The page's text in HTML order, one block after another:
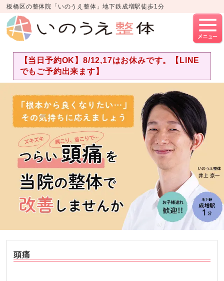
板橋区の整体院「いのうえ整体」地下鉄成増駅徒歩1分
【当日予約OK】8/12,17はお休みです。【LINE
でもご予約出来ます】
頭痛